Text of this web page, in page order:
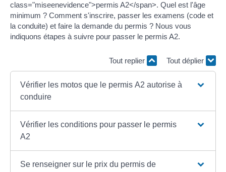
class="miseenevidence">permis A2</span>. Quel est l'âge
minimum ? Comment s'inscrire, passer les examens (code et
la conduite) et faire la demande du permis ? Nous vous
indiquons étapes à suivre pour passer le permis A2.
Tout replier Tout déplier
Vérifier les motos que le permis A2 autorise à
conduire
Vérifier les conditions pour passer le permis
A2
Se renseigner sur le prix du permis de